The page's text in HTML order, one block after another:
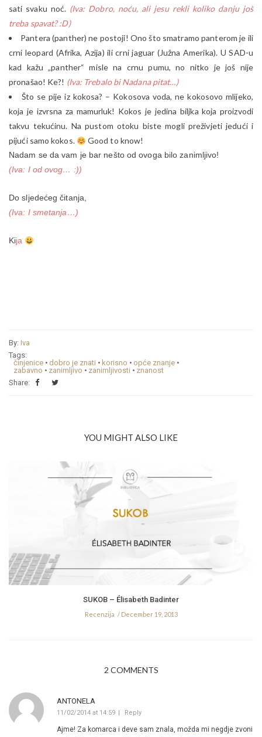
sati svaku noć. (Iva: Dobro, noću, ali jesu rekli koliko danju još
treba spavat? :D)
Pantera (panther) ne postoji! Ono što smatramo panterom je ili
crni leopard (Afrika, Azija) ili crni jaguar (Južna Amerika). U SAD-u
kad kažu „panther“ misle na crnu pumu, no nitko je još nije
pronašao! Ke?! (Iva: Trebalo bi Nadana pitat…)
Što se pije iz kokosa? – Kokosova voda, ne kokosovo mlijeko,
koja je izvrsna za mamurluk! Kokos je jedina biljka koja proizvodi
takvu tekućinu. Na pustom otoku biste mogli preživjeti jedući i
pijući samo kokos.
Good to know!
Nadam se da vam je bar nešto od ovoga bilo zanimljivo!
(Iva: I od ovog… :))
Do sljedećeg čitanja,
(Iva: I smetanja…)
Kija
By: Iva
Tags:
činjenice • dobro je znati • korisno • opće znanje •
zabavno • zanimljivo • zanimljivosti • znanost
Share:
YOU MIGHT ALSO LIKE
SUKOB – Élisabeth Badinter
Recenzija December 19, 2013
2 COMMENTS
ANTONELA
11/02/2014 at 14:59 Reply
Ajme! Za komarca i deve sam znala, možda mi negdje zvoni